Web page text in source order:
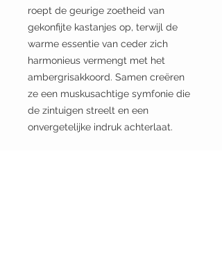
roept de geurige zoetheid van
gekonfijte kastanjes op, terwijl de
warme essentie van ceder zich
harmonieus vermengt met het
ambergrisakkoord. Samen creëren
ze een muskusachtige symfonie die
de zintuigen streelt en een
onvergetelijke indruk achterlaat.